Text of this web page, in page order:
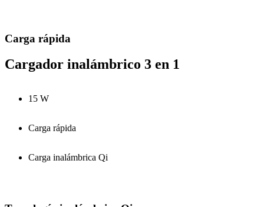
Carga rápida
Cargador inalámbrico 3 en 1
15 W
Carga rápida
Carga inalámbrica Qi